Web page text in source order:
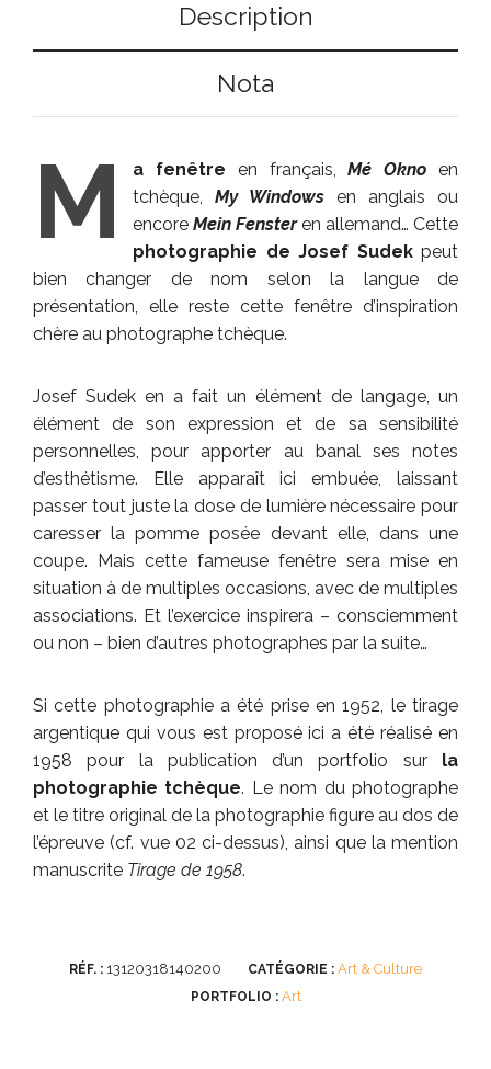
Description
Nota
M a fenêtre en français,Mé Okno en
tchèque, My Windows en anglais ou
encore Mein Fensteren allemand… Cette
photographie de Josef Sudekpeut
bien changer de nom selon la langue de
présentation, elle reste cette fenêtre d’inspiration
chère au photographe tchèque.
Josef Sudek en a fait un élément de langage, un
élément de son expression et de sa sensibilité
personnelles, pour apporter au banal ses notes
d’esthétisme. Elle apparaît ici embuée, laissant
passer tout juste la dose de lumière nécessaire pour
caresser la pomme posée devant elle, dans une
coupe. Mais cette fameuse fenêtre sera mise en
situation à de multiples occasions, avec de multiples
associations. Et l’exercice inspirera – consciemment
ou non – bien d’autres photographes par la suite…
Si cette photographie a été prise en 1952, le tirage
argentique qui vous est proposé ici a été réalisé en
1958 pour la publication d’un portfolio sur la
photographie tchèque. Le nom du photographe
et le titre original de la photographie figure au dos de
l’épreuve (cf. vue 02 ci-dessus), ainsi que la mention
manuscrite Tirage de 1958.
RÉF. : 13120318140200 CATÉGORIE : Art & Culture
PORTFOLIO : Art